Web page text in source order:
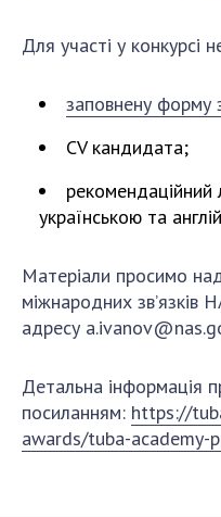
Засідання Президії
Сесії Загальних
Річні звіти НАН
Наукові публікації
Охорона прав
трансфер
надбання
Центри
науковими
Для участі у конкурсі
заповнену форму
CV кандидата;
рекомендаційний
українською та
Матеріали просимо
міжнародних зв’язків
адресу
Детальна інформація
посиланням: https://
awards/tuba-academy-